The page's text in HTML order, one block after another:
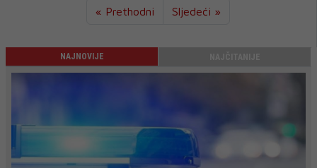
« Prethodni Sljedeći »
NAJNOVIJE